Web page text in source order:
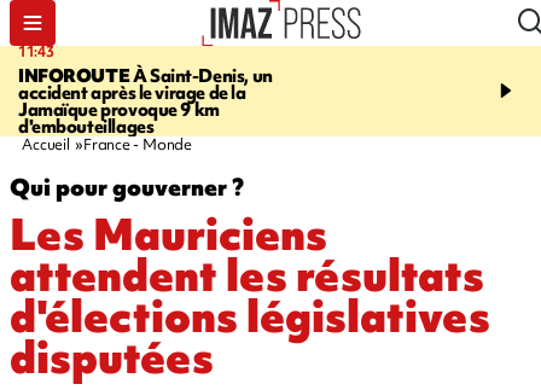
11:43
INFOROUTEÀ Saint-Denis, un
accident après le virage de la
Jamaïque provoque 9 km
d'embouteillages
16:35
gendarmes évacuent
Accueil France - Monde
Qui pour gouverner ?
Les Mauriciens
attendent les résultats
d'élections législatives
disputées